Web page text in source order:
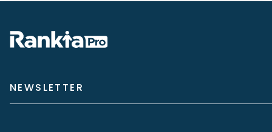
NEWSLETTER